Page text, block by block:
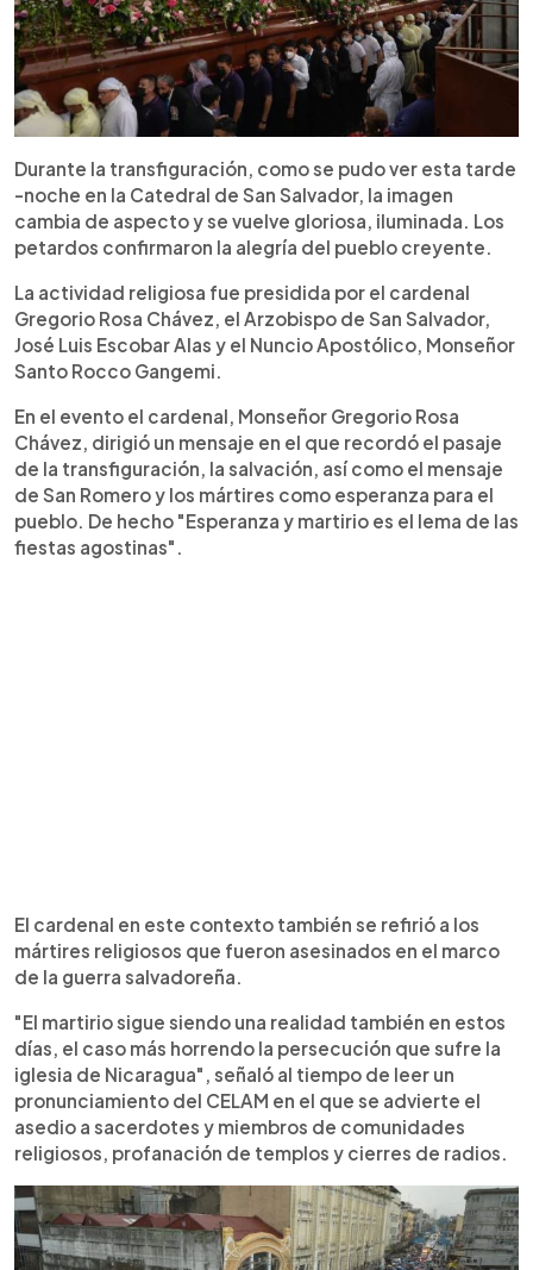
Durante la transfiguración, como se pudo ver esta tarde
-noche en la Catedral de San Salvador, la imagen
cambia de aspecto y se vuelve gloriosa, iluminada. Los
petardos confirmaron la alegría del pueblo creyente.
La actividad religiosa fue presidida por el cardenal
Gregorio Rosa Chávez, el Arzobispo de San Salvador,
José Luis Escobar Alas y el Nuncio Apostólico, Monseñor
Santo Rocco Gangemi.
En el evento el cardenal, Monseñor Gregorio Rosa
Chávez, dirigió un mensaje en el que recordó el pasaje
de la transfiguración, la salvación, así como el mensaje
de San Romero y los mártires como esperanza para el
pueblo. De hecho "Esperanza y martirio es el lema de las
fiestas agostinas".
El cardenal en este contexto también se refirió a los
mártires religiosos que fueron asesinados en el marco
de la guerra salvadoreña.
"El martirio sigue siendo una realidad también en estos
días, el caso más horrendo la persecución que sufre la
iglesia de Nicaragua", señaló al tiempo de leer un
pronunciamiento del CELAM en el que se advierte el
asedio a sacerdotes y miembros de comunidades
religiosos, profanación de templos y cierres de radios.